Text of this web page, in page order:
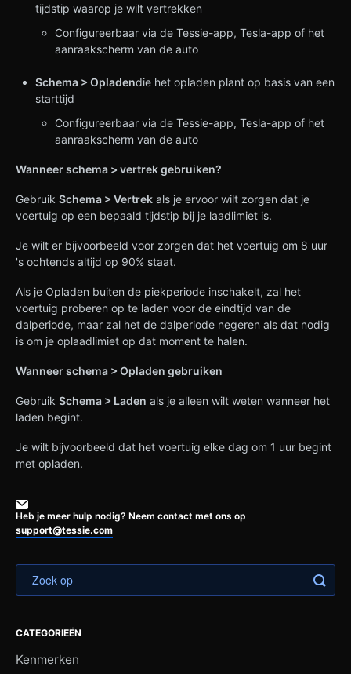
tijdstip waarop je wilt vertrekken
Configureerbaar via de Tessie-app, Tesla-app of het
aanraakscherm van de auto
Schema > Opladendie het opladen plant op basis van een
starttijd
Configureerbaar via de Tessie-app, Tesla-app of het
aanraakscherm van de auto
Wanneer schema > vertrek gebruiken?
Gebruik Schema > Vertrek als je ervoor wilt zorgen dat je
voertuig op een bepaald tijdstip bij je laadlimiet is.
Je wilt er bijvoorbeeld voor zorgen dat het voertuig om 8 uur
's ochtends altijd op 90% staat.
Als je Opladen buiten de piekperiode inschakelt, zal het
voertuig proberen op te laden voor de eindtijd van de
dalperiode, maar zal het de dalperiode negeren als dat nodig
is om je oplaadlimiet op dat moment te halen.
Wanneer schema > Opladen gebruiken
Gebruik Schema > Laden als je alleen wilt weten wanneer het
laden begint.
Je wilt bijvoorbeeld dat het voertuig elke dag om 1 uur begint
met opladen.
Heb je meer hulp nodig? Neem contact met ons op
support@tessie.com
CATEGORIEËN
Kenmerken